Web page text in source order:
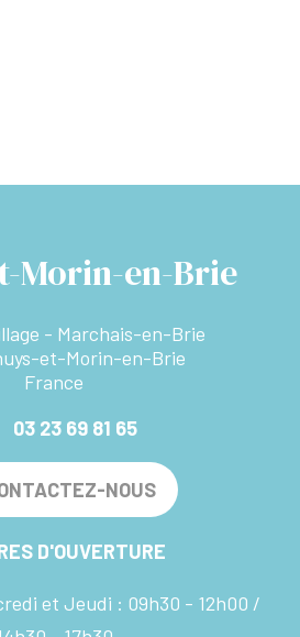
Morin-en-Brie
- Marchais-en-Brie
et-Morin-en-Brie
France
03 23 69 81 65
NOUS
D'OUVERTURE
et Jeudi : 09h30 - 12h00